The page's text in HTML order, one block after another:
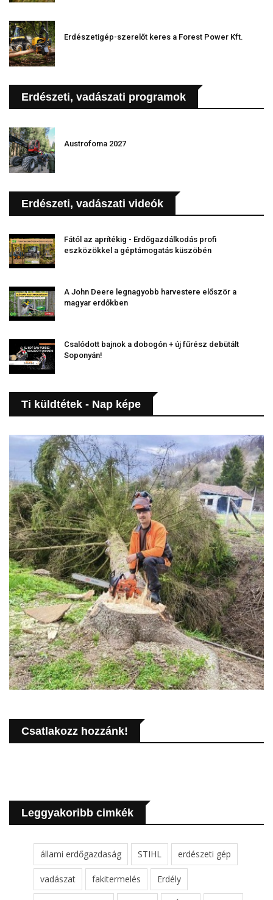
Erdészetigép-szerelőt keres a Forest Power Kft.
Erdészeti, vadászati programok
Austrofoma 2027
Erdészeti, vadászati videók
Fától az aprítékig - Erdőgazdálkodás profi
eszközökkel a géptámogatás küszöbén
A John Deere legnagyobb harvestere először a
magyar erdőkben
Csalódott bajnok a dobogón + új fűrész debütált
Soponyán!
Ti küldtétek - Nap képe
Csatlakozz hozzánk!
Leggyakoribb cimkék
állami erdőgazdaság STIHL erdészeti gép
vadászat fakitermelés Erdély